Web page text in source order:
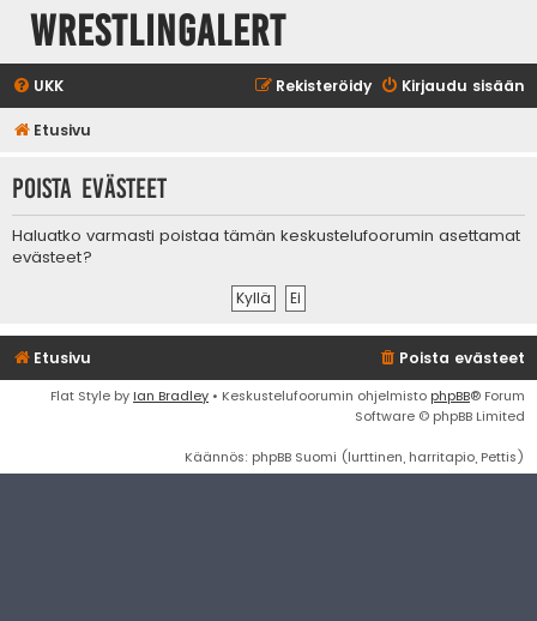
WrestlingAlert
UKK Kirjaudu sisään
Rekisteröidy
Etusivu
Poista evästeet
Haluatko varmasti poistaa tämän keskustelufoorumin asettamat
evästeet?
Etusivu Poista evästeet
Flat Style by Ian Bradley • Keskustelufoorumin ohjelmisto phpBB® Forum
Software © phpBB Limited
Käännös: phpBB Suomi (lurttinen, harritapio, Pettis)